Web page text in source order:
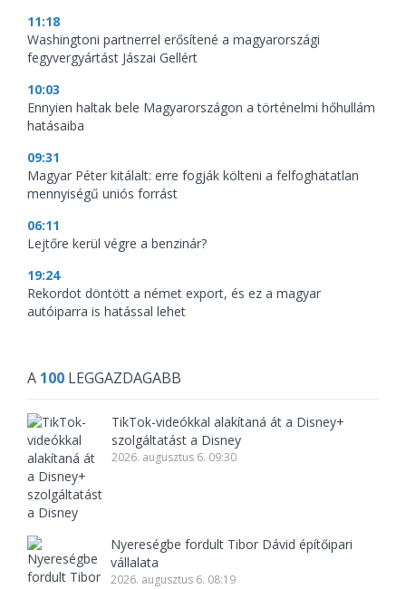
11:18
Washingtoni partnerrel erősítené a magyarországi
fegyvergyártást Jászai Gellért
10:03
Ennyien haltak bele Magyarországon a történelmi hőhullám
hatásaiba
09:31
Magyar Péter kitálalt: erre fogják költeni a felfoghatatlan
mennyiségű uniós forrást
06:11
Lejtőre kerül végre a benzinár?
19:24
Rekordot döntött a német export, és ez a magyar
autóiparra is hatással lehet
A 100 LEGGAZDAGABB
TikTok-videókkal alakítaná át a Disney+
szolgáltatást a Disney
2026. augusztus 6. 09:30
Nyereségbe fordult Tibor Dávid építőipari
vállalata
2026. augusztus 6. 08:19